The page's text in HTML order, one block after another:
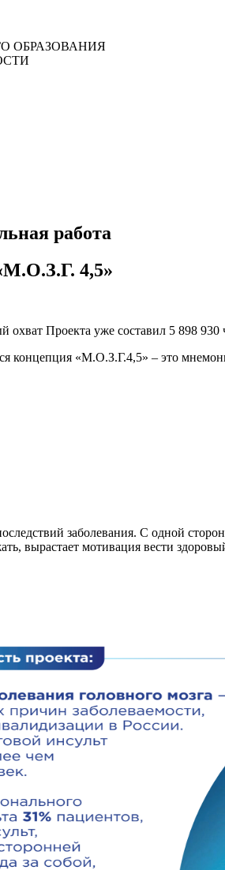
ОБРАЗОВАНИЯ
работа
4,5»
Проекта уже составил 5 898 930
«М.О.З.Г.4,5» – это
заболевания. С одной
вырастает мотивация вести